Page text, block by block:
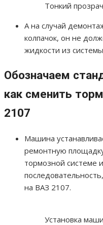
Тонкий
А на случай
колпачок, он не
жидкости из
Обозначаем
как сменить
2107
Машина
ремонтную
тормозной системе
на ВАЗ 2107.
Установка